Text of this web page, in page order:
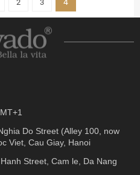
Do Street (Alley 100, now
Viet, Cau Giay, Hanoi
Street, Cam le, Da Nang